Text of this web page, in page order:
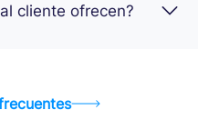
cliente ofrecen?